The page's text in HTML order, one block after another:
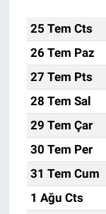
25 Tem Cts
26 Tem Paz
27 Tem Pts
28 Tem Sal
29 Tem Çar
30 Tem Per
31 Tem Cum
1 Ağu Cts